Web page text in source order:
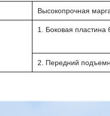
Высокопрочная
1. Боковая
2. Передний